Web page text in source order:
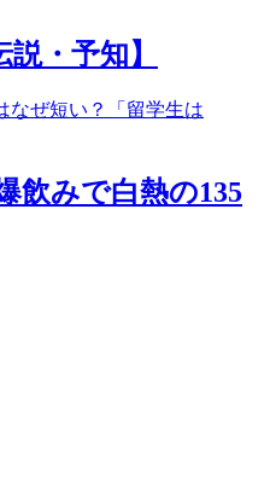
・予知】
飲みで白熱の135